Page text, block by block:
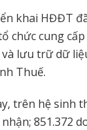
khai HĐĐT
chức cung
lưu trữ dữ
Thuế.
trên hệ sinh
851.372